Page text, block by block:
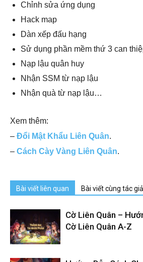
Chỉnh sửa ứng dụng
Hack map
Dàn xếp đấu hạng
Sử dụng phần mềm thứ 3 can
Nạp lậu quân huy
Nhận SSM từ nạp lậu
Nhận quà từ nạp lậu…
Xem thêm:
– Đổi Mật Khẩu Liên Quân.
– Cách Cày Vàng Liên Quân.
Bài viết liên quan Bài viết cùng tác giả
Cờ Liên Quân –
Cờ Liên Quân A-Z